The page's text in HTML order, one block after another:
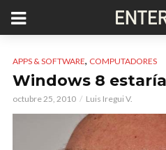
APPS & SOFTWARE, COMPUTADORES
Windows 8
octubre 25, 2010 Luis Iregui V.